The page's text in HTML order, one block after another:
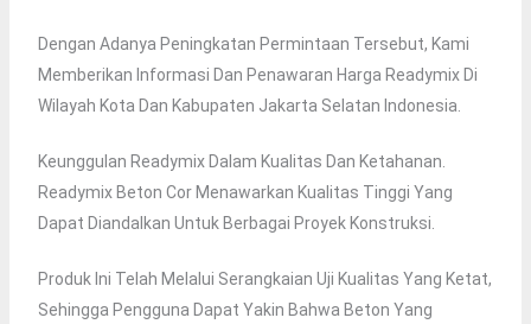
Dengan Adanya Peningkatan Permintaan Tersebut, Kami
Memberikan Informasi Dan Penawaran Harga Readymix Di
Wilayah Kota Dan Kabupaten Jakarta Selatan Indonesia.
Keunggulan Readymix Dalam Kualitas Dan Ketahanan.
Readymix Beton Cor Menawarkan Kualitas Tinggi Yang
Dapat Diandalkan Untuk Berbagai Proyek Konstruksi.
Produk Ini Telah Melalui Serangkaian Uji Kualitas Yang Ketat,
Sehingga Pengguna Dapat Yakin Bahwa Beton Yang